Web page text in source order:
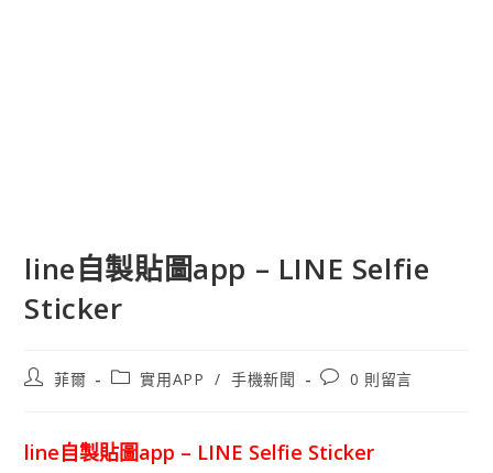
line自製貼圖app – LINE Selfie
Sticker
文
者:
菲爾
文
別:
實用APP / 手機新聞
文
論：
0 則留言
line自製貼圖app – LINE Selfie Sticker